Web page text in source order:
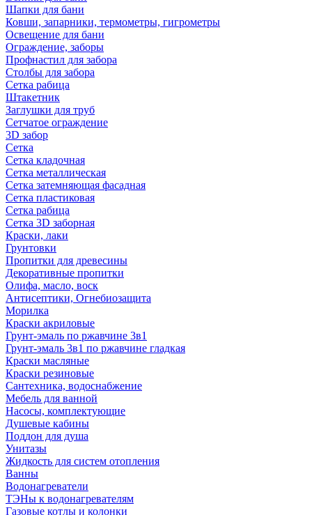
Шапки для бани
Ковши, запарники, термометры, гигрометры
Освещение для бани
Ограждение, заборы
Профнастил для забора
Столбы для забора
Сетка рабица
Штакетник
Заглушки для труб
Сетчатое ограждение
3D забор
Сетка
Сетка кладочная
Сетка металлическая
Сетка затемняющая фасадная
Сетка пластиковая
Сетка рабица
Сетка 3D заборная
Краски, лаки
Грунтовки
Пропитки для древесины
Декоративные пропитки
Олифа, масло, воск
Антисептики, Огнебиозащита
Морилка
Краски акриловые
Грунт-эмаль по ржавчине 3в1
Грунт-эмаль 3в1 по ржавчине гладкая
Краски масляные
Краски резиновые
Сантехника, водоснабжение
Мебель для ванной
Насосы, комплектующие
Душевые кабины
Поддон для душа
Унитазы
Жидкость для систем отопления
Ванны
Водонагреватели
ТЭНы к водонагревателям
Газовые котлы и колонки